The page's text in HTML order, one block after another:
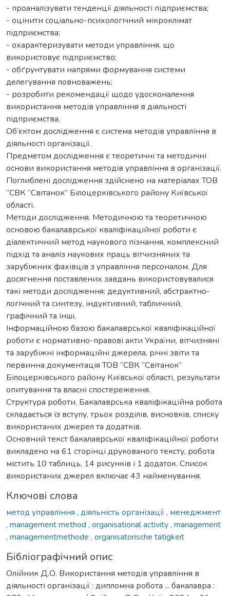
- проаналізувати тенденції діяльності підприємства;
- оцінити соціально-психологічний мікроклімат
підприємства;
- охарактеризувати методи управління, що
використовує підприємство;
- обґрунтувати напрями формування системи
делегування повноважень;
- розробити рекомендації щодо удосконалення
використання методів управління в діяльності
підприємства.
Об’єктом дослідження є система методів управління в
діяльності організації.
Предметом дослідження є теоретичні та методичні
основи використання методів управління в організації.
Поглиблені дослідження здійснено на матеріалах ТОВ
“СВК “Світанок” Білоцерківського району Київської
області.
Методи дослідження. Методичною та теоретичною
основою бакалаврської кваліфікаційної роботи є
діалектичний метод наукового пізнання, комплексний
підхід та аналіз наукових праць вітчизняних та
зарубіжних фахівців з управління персоналом. Для
досягнення поставлених завдань використовувалися
такі методи дослідження: дедуктивний, абстрактно-
логічний та синтезу, індуктивний, табличний,
графічний та інші.
Інформаційною базою бакалаврської кваліфікаційної
роботи є нормативно-правові акти України, вітчизняні
та зарубіжні інформаційні джерела, річні звіти та
первинна документація ТОВ “СВК “Світанок”
Білоцерківського району Київської області, результати
опитування та власні спостереження.
Структура роботи. Бакалаврська кваліфікаційна робота
складається із вступу, трьох розділів, висновків, списку
використаних джерел та додатків.
Основний текст бакалаврської кваліфікаційної роботи
викладено на 61 сторінці друкованого тексту, робота
містить 10 таблиць, 14 рисунків і 1 додаток. Список
використаних джерел включає 43 найменування.
Ключові слова
метод управління , діяльність організації, менеджмент
, management method , organisational activity, management
, managementmethode , organisatorische tätigkeit
Бібліографічний опис
Олійник Д.О. Використання методів управління в
діяльності організації : дипломна робота ... бакалавра :